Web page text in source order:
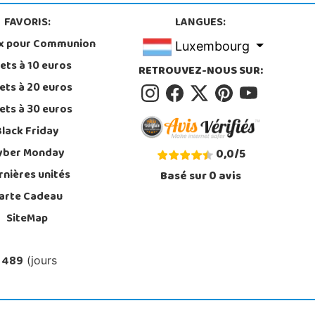
FAVORIS:
pour Communion
à 10 euros
à 20 euros
à 30 euros
Friday
Monday
unités
Cadeau
SiteMap
LANGUES:
Luxembourg
RETROUVEZ-NOUS SUR:
0,0/5
Basé sur0avis
(jours